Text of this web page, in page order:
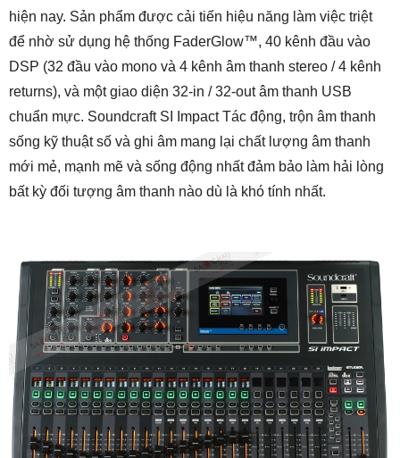
hiện nay. Sản phẩm được cải tiến hiệu năng làm việc triệt
để nhờ sử dụng hệ thống FaderGlow™, 40 kênh đầu vào
DSP (32 đầu vào mono và 4 kênh âm thanh stereo / 4 kênh
returns), và một giao diện 32-in / 32-out âm thanh USB
chuẩn mực. Soundcraft SI Impact Tác động, trộn âm thanh
sống kỹ thuật số và ghi âm mang lại chất lượng âm thanh
mới mẻ, mạnh mẽ và sống động nhất đảm bảo làm hải lòng
bất kỳ đối tượng âm thanh nào dù là khó tính nhất.